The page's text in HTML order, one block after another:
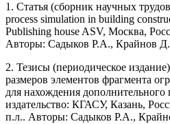
1. Статья (сборник научных
process simulation in building
Publishing house ASV, Москва,
Авторы: Садыков Р.А., Крайнов
2. Тезисы (периодическое
размеров элементов фрагмента
для нахождения дополнительного
издательство: КГАСУ, Казань,
п.л.. Авторы: Садыков Р.А.,